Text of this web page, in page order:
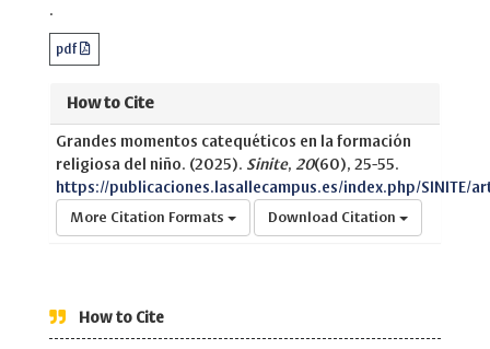
.
pdf
How to Cite
Grandes momentos catequéticos en la formación
religiosa del niño. (2025). Sinite, 20(60), 25-55.
https://publicaciones.lasallecampus.es/index.php/SINITE/
More Citation Formats Download Citation
How to Cite